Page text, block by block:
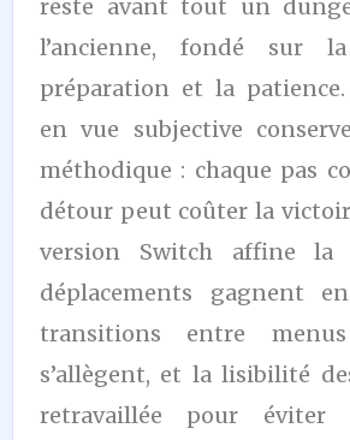
reste avant tout un
l’ancienne, fondé sur
préparation et la patience.
en vue subjective
méthodique : chaque pas
détour peut coûter la
version Switch affine la
déplacements gagnent
transitions entre
s’allègent, et la lisibilité
retravaillée pour éviter